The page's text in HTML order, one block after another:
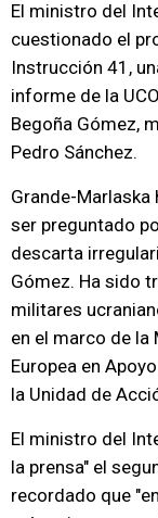
El ministro del
cuestionado el
Instrucción 41,
informe de la
Begoña Gómez,
Pedro Sánchez.
Grande-
ser preguntado
descarta
Gómez. Ha sido
militares
en el marco de la
Europea en
la Unidad de
El ministro del
la prensa" el
recordado que